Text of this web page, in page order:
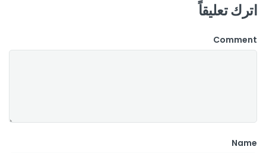
اترك تعليقاً
Comment
Name